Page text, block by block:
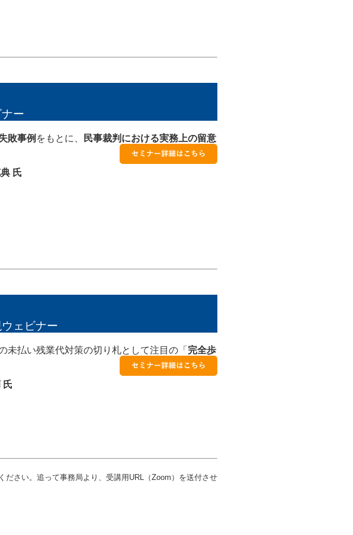
ー
敗事例 をもとに、
民事裁判における実務上の留意
氏
ェビナー
未払い残業代対策の切り札として注目の「 完全歩
氏
さい。追って事務局より、受講用URL（Zoom）を送付させ